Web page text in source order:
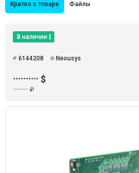
Кратко о товаре Файлы
В наличии
6144208 Neousys
·········· $
·········· ₽